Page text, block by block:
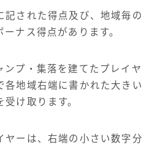
記された得点及び、地域毎の
ナス得点があります。
ンプ・集落を建てたプレイヤ
各地域右端に書かれた大きい
け取ります。
ヤーは、右端の小さい数字分